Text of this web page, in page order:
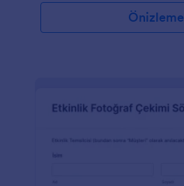
Önizleme